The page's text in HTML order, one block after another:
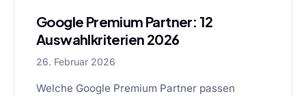
Google Premium Partner: 12
Auswahlkriterien 2026
26. Februar 2026
Welche Google Premium Partner passen